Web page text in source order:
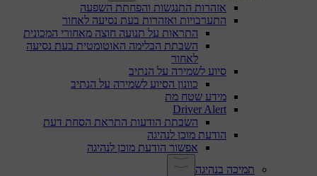
אזהרות התנגשות והפחתת השפעה
התערבויות ואזהרות בעת נסיעה לאחור
התראות על תנועה חוצה מאחורי המכונית
השבתת הבלימה האוטומטית בעת נסיעה
לאחור
סיוע לשמירה על הנתיב
כוונון הסיוע לשמירה על הנתיב
מידע שטח מת
Driver Alert
השבתת הודעות התראת הסחת דעת
הודעת מוכן לנהיגה
אפשור הודעת מוכן לנהיגה
תמיכה בנהיגה